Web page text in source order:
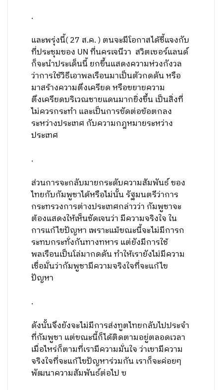
.
และพรุ่งนี้( 27 ส.ค. ) ตนจะมีโอกาสได้ชี้แจงกับ
ที่ประชุมของ UN ที่นครเจนีวา สวิตเซอร์แลนด์
ก็จะนำประเด็นนี้ ยกขึ้นแสดงความห่วงกังวล
ว่าการใช้วิธีเอาพลเรือนมาเป็นตัวกดดัน หรือ
มาสร้างความตึงเครียด หรือขยายความ
ตึงเครียดบริเวณชายแดนมากยิ่งขึ้น เป็นสิ่งที่
ไม่ควรกระทำ และเป็นการขัดต่อข้อตกลง
ระหว่างประเทศ กับความกฎหมายระหว่าง
ประเทศ
.
ส่วนการจะกลับมายกระดับความสัมพันธ์ ของ
ไทยกับกัมพูชาได้หรือไม่นั้น รัฐมนตรีว่าการ
กระทรวงการต่างประเทศกล่าวว่า กัมพูชาจะ
ต้องแสดงให้เห็นชัดเจนว่า มีความจริงใจ ใน
การแก้ไขปัญหา เพราะแม้ขณะนี้จะไม่มีการก
ระทบกระทั่งกันทางทหาร แต่ยังมีการใช้
พลเรือนเป็นโล่มากดดัน ทำให้เรายังไม่มีความ
เชื่อมั่นว่ากัมพูชามีความจริงใจที่จะแก้ไข
ปัญหา
.
ดังนั้นจึงยังจะไม่มีการส่งทูตไทยกลับไปประจำ
ที่กัมพูชา แต่ขณะนี้ก็ได้ติดตามอยู่ตลอดเวลา
เมื่อไหร่ก็ตามที่เรามีความมั่นใจ ว่าเขามีความ
จริงใจที่จะแก้ไขปัญหาร่วมกัน เราก็จะค่อยๆ
พัฒนาความสัมพันธ์ต่อไป ฃ